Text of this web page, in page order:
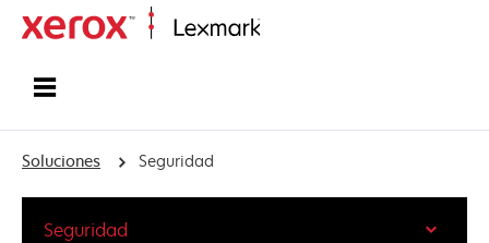
Soluciones Seguridad
Seguridad